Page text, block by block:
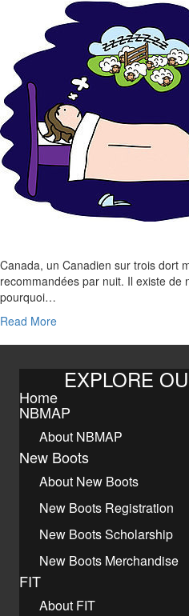
Canada, un Canadien sur trois dort
recommandées par nuit. Il existe de
pourquoi…
Read More
EXPLORE
Home
NBMAP
About NBMAP
New Boots
About New Boots
New Boots Registration
New Boots Scholarship
New Boots Merchandise
FIT
About FIT